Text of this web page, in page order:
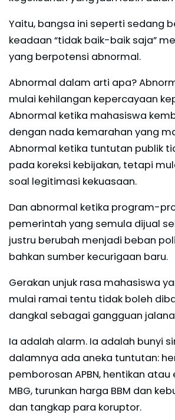
Yaitu, bangsa ini seperti sedang
keadaan “tidak baik-baik saja”
yang berpotensi abnormal.
Abnormal dalam arti apa?
mulai kehilangan kepercayaan
Abnormal ketika mahasiswa
dengan nada kemarahan yang
Abnormal ketika tuntutan publik
pada koreksi kebijakan, tetapi
soal legitimasi kekuasaan.
Dan abnormal ketika program-
pemerintah yang semula dijual
justru berubah menjadi beban
bahkan sumber kecurigaan baru.
Gerakan unjuk rasa mahasiswa
mulai ramai tentu tidak boleh
dangkal sebagai gangguan
Ia adalah alarm. Ia adalah bunyi
dalamnya ada aneka tuntutan:
pemborosan APBN, hentikan
MBG, turunkan harga BBM dan
dan tangkap para koruptor.